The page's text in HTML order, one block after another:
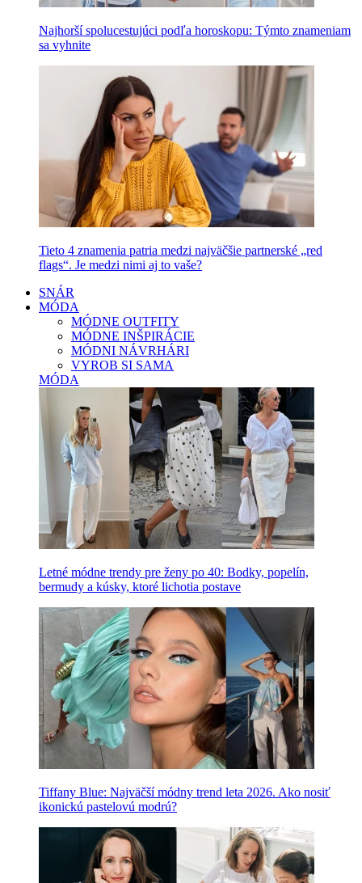
Najhorší spolucestujúci podľa horoskopu: Týmto znameniam
sa vyhnite
Tieto 4 znamenia patria medzi najväčšie partnerské „red
flags“. Je medzi nimi aj to vaše?
SNÁR
MÓDA
MÓDNE OUTFITY
MÓDNE INŠPIRÁCIE
MÓDNI NÁVRHÁRI
VYROB SI SAMA
MÓDA
Letné módne trendy pre ženy po 40: Bodky, popelín,
bermudy a kúsky, ktoré lichotia postave
Tiffany Blue: Najväčší módny trend leta 2026. Ako nosiť
ikonickú pastelovú modrú?